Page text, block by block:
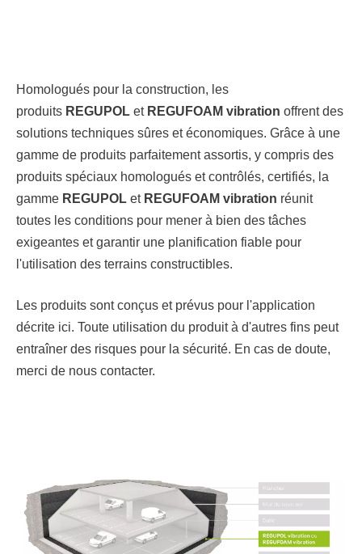
Homologués pour la construction, les
produits REGUPOL et REGUFOAM vibration offrent des
solutions techniques sûres et économiques. Grâce à une
gamme de produits parfaitement assortis, y compris des
produits spéciaux homologués et contrôlés, certifiés, la
gamme REGUPOL et REGUFOAM vibration réunit
toutes les conditions pour mener à bien des tâches
exigeantes et garantir une planification fiable pour
l'utilisation des terrains constructibles.
Les produits sont conçus et prévus pour l'application
décrite ici. Toute utilisation du produit à d'autres fins peut
entraîner des risques pour la sécurité. En cas de doute,
merci de nous contacter.